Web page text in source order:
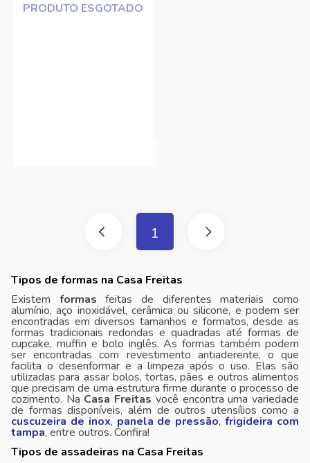
PRODUTO ESGOTADO
1
Tipos de formas na Casa Freitas
Existem formas feitas de diferentes materiais como
alumínio, aço inoxidável, cerâmica ou silicone, e podem ser
encontradas em diversos tamanhos e formatos, desde as
formas tradicionais redondas e quadradas até formas de
cupcake, muffin e bolo inglês. As formas também podem
ser encontradas com revestimento antiaderente, o que
facilita o desenformar e a limpeza após o uso. Elas são
utilizadas para assar bolos, tortas, pães e outros alimentos
que precisam de uma estrutura firme durante o processo de
cozimento. Na Casa Freitas você encontra uma variedade
de formas disponíveis, além de outros utensílios como a
cuscuzeira de inox, panela de pressão,frigideira com
tampa, entre outros. Confira!
Tipos de assadeiras na Casa Freitas